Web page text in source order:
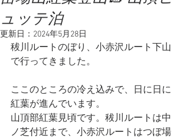
ュッテ泊
更新日： 2024年5月28日
秡川ルートのぼり、小赤沢ルート下山
で行ってきました。
ここのところの冷え込みで、日に日に
紅葉が進んでいます。
山頂部紅葉見頃です。秡川ルートは中
ノ芝付近まで、小赤沢ルートはつぼ場